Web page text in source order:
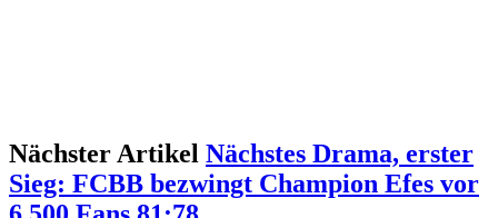
Nächster Artikel Nächstes Drama, erster
Sieg: FCBB bezwingt Champion Efes vor